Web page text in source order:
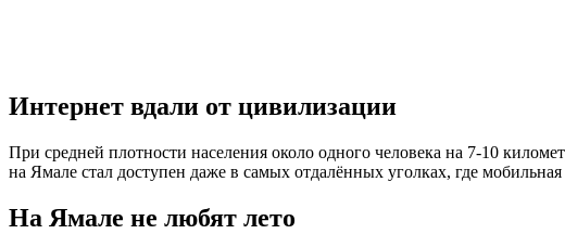
Интернет вдали от цивилизации
При средней плотности населения около одного человека на 7-10
на Ямале стал доступен даже в самых отдалённых уголках, где
На Ямале не любят лето